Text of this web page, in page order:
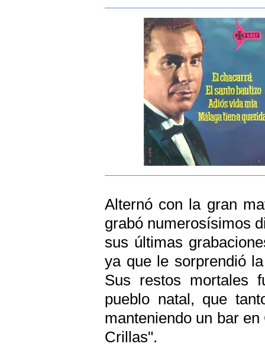
Alternó con la gran
grabó numerosísimos
sus últimas
ya que le sorprendió
Sus restos mortales
pueblo natal, que
manteniendo un bar
Crillas".